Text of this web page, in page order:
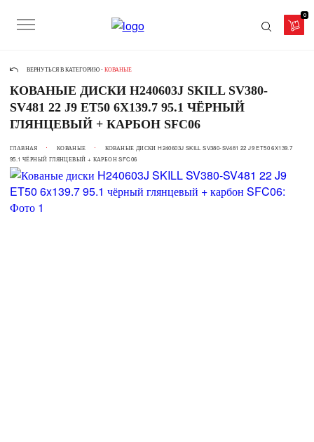
0
ВЕРНУТЬСЯ В КАТЕГОРИЮ - КОВАНЫЕ
КОВАНЫЕ ДИСКИ H240603J SKILL SV380-
SV481 22 J9 ET50 6X139.7 95.1 ЧЁРНЫЙ
ГЛЯНЦЕВЫЙ + КАРБОН SFC06
ГЛАВНАЯ КОВАНЫЕ
КОВАНЫЕ ДИСКИ H240603J SKILL SV380-SV481 22 J9 ET50 6X139.7
95.1 ЧЁРНЫЙ ГЛЯНЦЕВЫЙ + КАРБОН SFC06